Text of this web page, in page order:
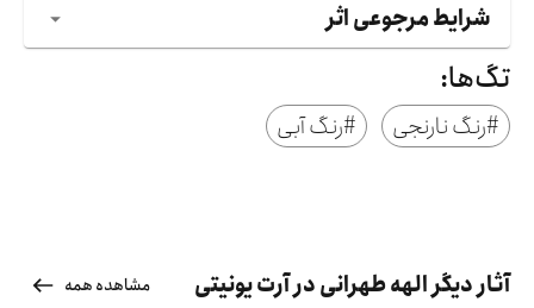
شرایط مرجوعی اثر
تگ‌ها:
#رنگ نارنجی #رنگ آبی
آثار دیگر الهه طهرانی در آرت یونیتی مشاهده همه